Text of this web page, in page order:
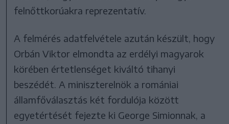
felnőttkorúakra reprezentatív.
A felmérés adatfelvétele azután készült, hogy
Orbán Viktor elmondta az erdélyi magyarok
körében értetlenséget kiváltó tihanyi
beszédét. A miniszterelnök a romániai
államfőválasztás két fordulója között
egyetértését fejezte ki George Simionnak, a